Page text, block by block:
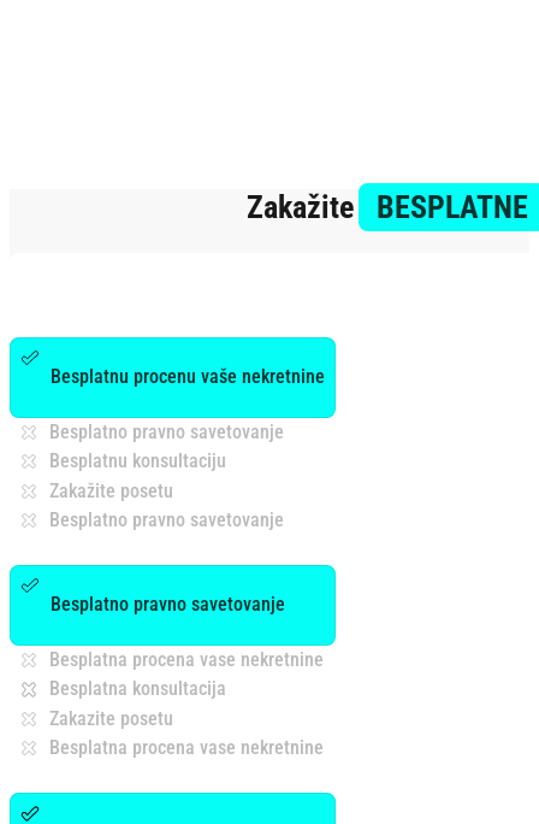
Zakažite BESPLATNE
Besplatnu procenu vaše nekretnine
Besplatno pravno savetovanje
Besplatnu konsultaciju
Zakažite posetu
Besplatno pravno savetovanje
Besplatno pravno savetovanje
Besplatna procena vase nekretnine
Besplatna konsultacija
Zakazite posetu
Besplatna procena vase nekretnine